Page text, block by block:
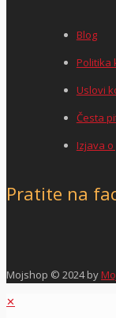
Blog
Politika
Uslovi
Česta
Izjava
Pratite na
Mojshop © 2024 by
✕